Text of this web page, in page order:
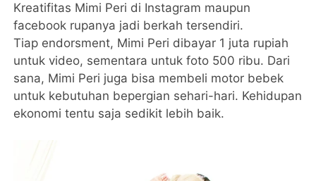
Kreatifitas Mimi Peri di Instagram maupun
facebook rupanya jadi berkah tersendiri.
Tiap endorsment, Mimi Peri dibayar 1 juta rupiah
untuk video, sementara untuk foto 500 ribu. Dari
sana, Mimi Peri juga bisa membeli motor bebek
untuk kebutuhan bepergian sehari-hari. Kehidupan
ekonomi tentu saja sedikit lebih baik.